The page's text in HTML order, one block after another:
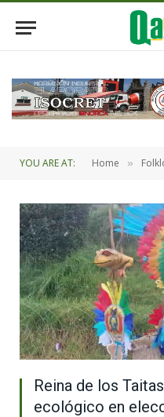
YOU ARE AT: Home »
Reina de los
ecológico en